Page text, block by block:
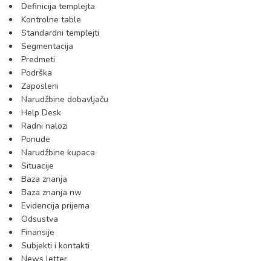
Definicija templejta
Kontrolne table
Standardni templejti
Segmentacija
Predmeti
Podrška
Zaposleni
Narudžbine dobavljaču
Help Desk
Radni nalozi
Ponude
Narudžbine kupaca
Situacije
Baza znanja
Baza znanja nw
Evidencija prijema
Odsustva
Finansije
Subjekti i kontakti